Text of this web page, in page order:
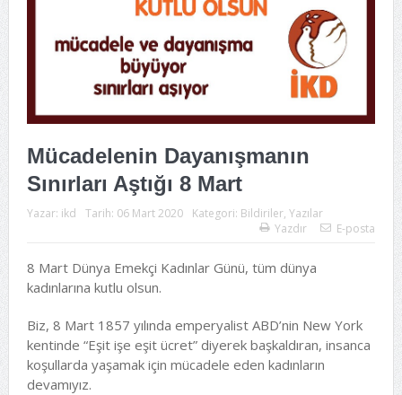
Mücadelenin Dayanışmanın
Sınırları Aştığı 8 Mart
Yazar: ikd Tarih: 06 Mart 2020 Kategori: Bildiriler, Yazılar
Yazdır
E-posta
8 Mart Dünya Emekçi Kadınlar Günü, tüm dünya
kadınlarına kutlu olsun.
Biz, 8 Mart 1857 yılında emperyalist ABD’nin New York
kentinde “Eşit işe eşit ücret” diyerek başkaldıran, insanca
koşullarda yaşamak için mücadele eden kadınların
devamıyız.